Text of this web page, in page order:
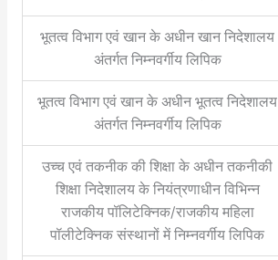
भूतत्व विभाग एवं खान के अधीन खान निदेशालय
अंतर्गत निम्नवर्गीय लिपिक
भूतत्व विभाग एवं खान के अधीन भूतत्व निदेशालय
अंतर्गत निम्नवर्गीय लिपिक
उच्च एवं तकनीक की शिक्षा के अधीन तकनीकी
शिक्षा निदेशालय के नियंत्रणाधीन विभिन्न
राजकीय पॉलिटेक्निक/राजकीय महिला
पॉलीटेक्निक संस्थानों में निम्नवर्गीय लिपिक